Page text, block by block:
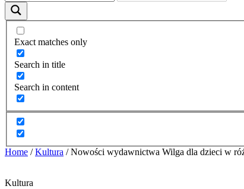
Exact matches only
Search in title
Search in content
Home / Kultura / Nowości wydawnictwa Wilga dla dzieci w
Kultura